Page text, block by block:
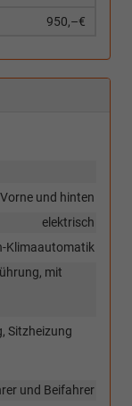
950,–€
und hinten
elektrisch
Klimaautomatik
mit
Sitzheizung
und Beifahrer